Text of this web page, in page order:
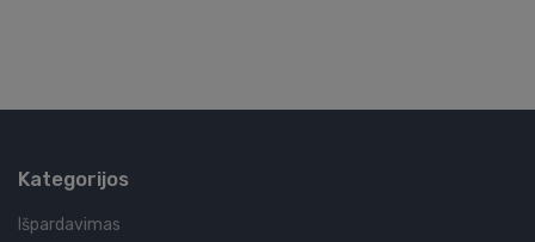
Kategorijos
Išpardavimas